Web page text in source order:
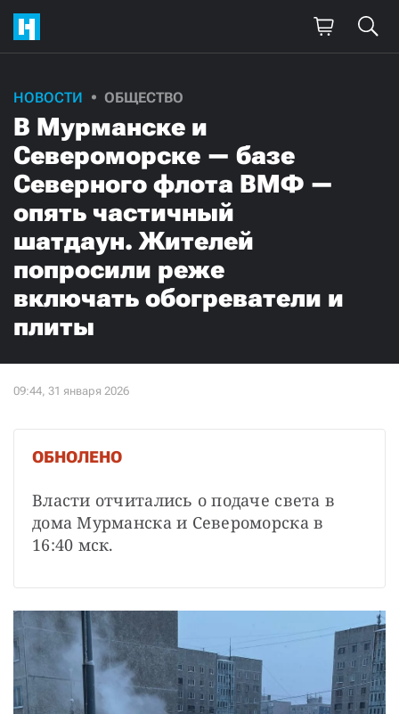
НОВОСТИ ОБЩЕСТВО
В Мурманске и
Североморске — базе
Северного флота ВМФ —
опять частичный
шатдаун. Жителей
попросили реже
включать обогреватели и
плиты
ОБНОЛЕНО
Власти отчитались о подаче света в
дома Мурманска и Североморска в
16:40 мск.